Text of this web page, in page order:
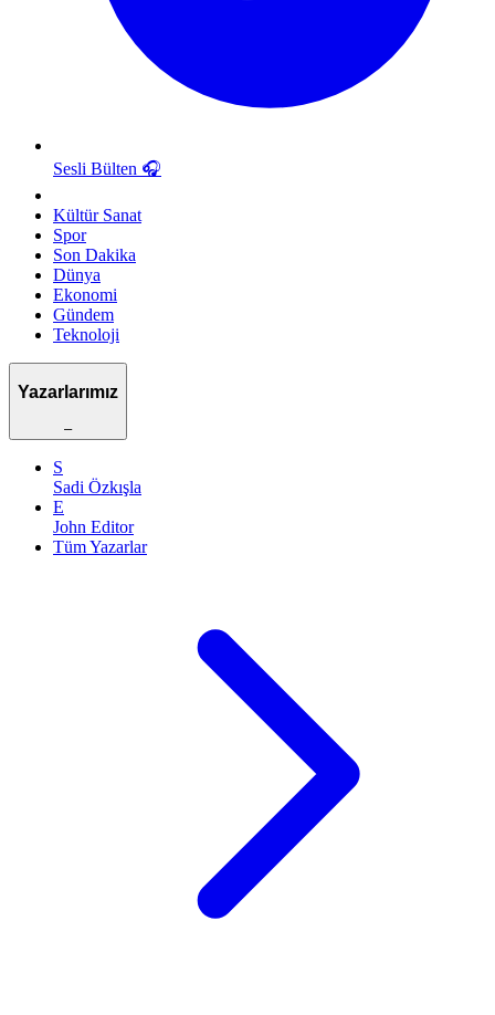
Sesli Bülten 🎧
Kültür Sanat
Spor
Son Dakika
Dünya
Ekonomi
Gündem
Teknoloji
Yazarlarımız
–
S
Sadi Özkışla
E
John Editor
Tüm Yazarlar